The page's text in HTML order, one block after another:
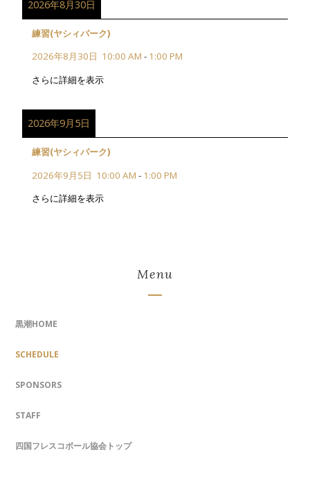
2026年8月30日
練習(ヤシィパーク)
2026年8月30日 10:00 AM - 1:00 PM
さらに詳細を表示
2026年9月5日
練習(ヤシィパーク)
2026年9月5日 10:00 AM - 1:00 PM
さらに詳細を表示
Menu
黒潮HOME
SCHEDULE
SPONSORS
STAFF
四国フレスコボール協会トップ